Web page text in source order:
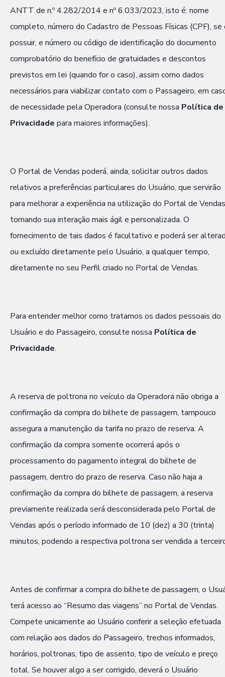
ANTT de n.º 4.282/2014 e nº 6.033/2023, isto é: nome
completo, número do Cadastro de Pessoas Físicas (CPF), se
possuir, e número ou código de identificação do documento
comprobatório do benefício de gratuidades e descontos
previstos em lei (quando for o caso), assim como dados
necessários para viabilizar contato com o Passageiro, em
de necessidade pela Operadora (consulte nossa Política de
Privacidade para maiores informações).
O Portal de Vendas poderá, ainda, solicitar outros dados
relativos a preferências particulares do Usuário, que servirão
para melhorar a experiência na utilização do Portal de
tornando sua interação mais ágil e personalizada. O
fornecimento de tais dados é facultativo e poderá ser
ou excluído diretamente pelo Usuário, a qualquer tempo,
diretamente no seu Perfil criado no Portal de Vendas.
Para entender melhor como tratamos os dados pessoais do
Usuário e do Passageiro, consulte nossa Política de
Privacidade.
A reserva de poltrona no veículo da Operadora não obriga a
confirmação da compra do bilhete de passagem, tampouco
assegura a manutenção da tarifa no prazo de reserva. A
confirmação da compra somente ocorrerá após o
processamento do pagamento integral do bilhete de
passagem, dentro do prazo de reserva. Caso não haja a
confirmação da compra do bilhete de passagem, a reserva
previamente realizada será desconsiderada pelo Portal de
Vendas após o período informado de 10 (dez) a 30 (trinta)
minutos, podendo a respectiva poltrona ser vendida a
Antes de confirmar a compra do bilhete de passagem, o
terá acesso ao “Resumo das viagens” no Portal de Vendas.
Compete unicamente ao Usuário conferir a seleção efetuada
com relação aos dados do Passageiro, trechos informados,
horários, poltronas, tipo de assento, tipo de veículo e preço
total. Se houver algo a ser corrigido, deverá o Usuário